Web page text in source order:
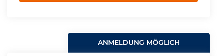
ANMELDUNG MÖGLICH